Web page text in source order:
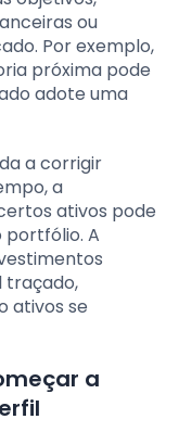
ou
Por exemplo,
próxima pode
adote uma
a corrigir
a
ativos pode
A
traçado,
ativos se
a